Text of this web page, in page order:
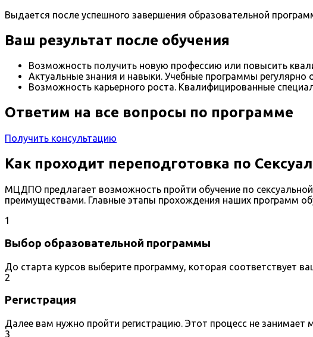
Выдается после успешного завершения образовательной
Ваш результат после обучения
Возможность получить новую профессию или повысить
Актуальные знания и навыки. Учебные программы
Возможность карьерного роста. Квалифицированные
Ответим на все вопросы по программе
Получить консультацию
Как проходит переподготовка по
МЦДПО предлагает возможность пройти обучение по
преимуществами. Главные этапы прохождения наших программ
1
Выбор образовательной программы
До старта курсов выберите программу, которая соответствует
2
Регистрация
Далее вам нужно пройти регистрацию. Этот процесс не занимает
3